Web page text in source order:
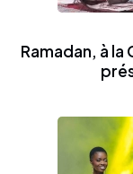
Ramadan, à la